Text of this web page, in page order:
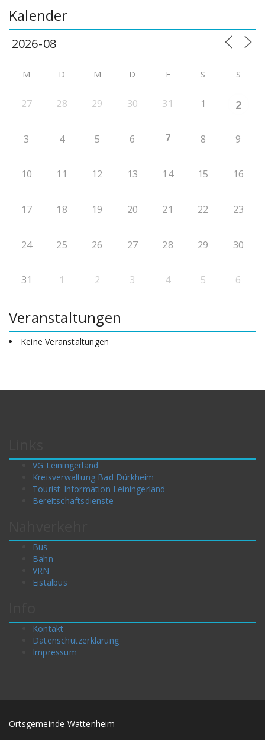
Kalender
M D M D F S S
27 28 29 30 31 1 2
3 4 5 6 7 8 9
10 11 12 13 14 15 16
17 18 19 20 21 22 23
24 25 26 27 28 29 30
31 1 2 3 4 5 6
Veranstaltungen
Keine Veranstaltungen
VG Leiningerland
Kreisverwaltung Bad Dürkheim
Tourist-Information Leiningerland
Bereitschaftsdienste
Bus
Bahn
VRN
Eistalbus
Kontakt
Datenschutzerklärung
Impressum
Ortsgemeinde Wattenheim